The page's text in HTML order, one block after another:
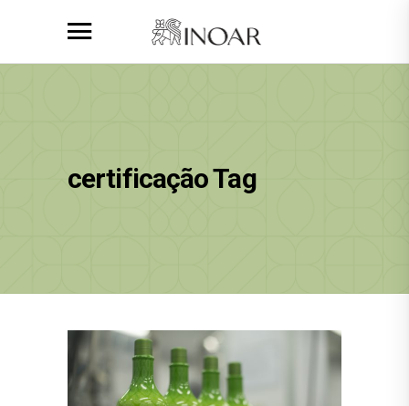
certificação Tag